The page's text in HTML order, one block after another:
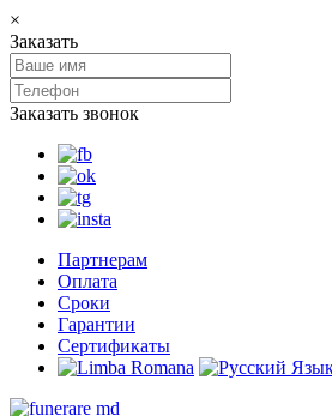
×
Заказать
Заказать звонок
Партнерам
Оплата
Сроки
Гарантии
Сертификаты